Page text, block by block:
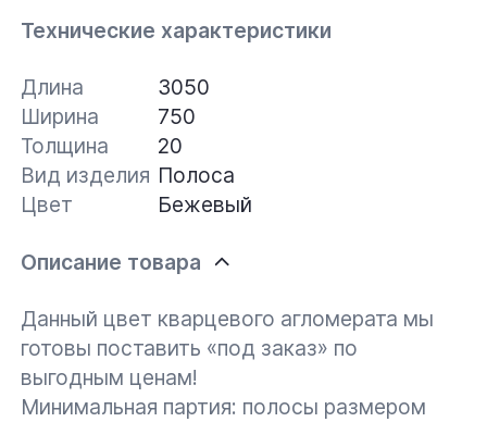
Технические характеристики
Длина
3050
Ширина
750
Толщина
20
Вид изделия Полоса
Цвет
Бежевый
Описание товара
Данный цвет кварцевого агломерата мы
готовы поставить «под заказ» по
выгодным ценам!
Минимальная партия: полосы размером